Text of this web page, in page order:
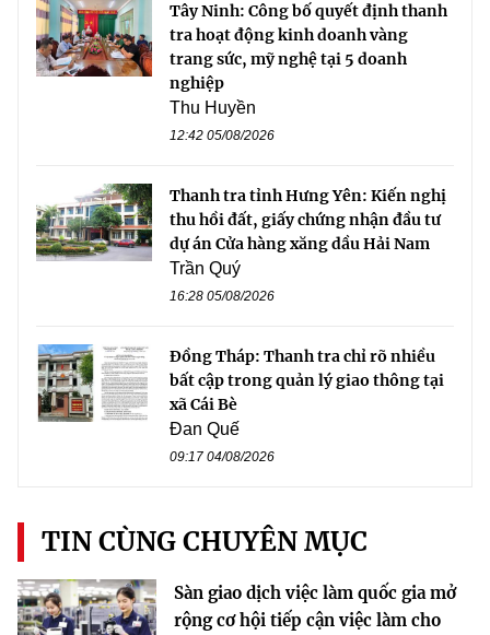
Tây Ninh: Công bố quyết định thanh
tra hoạt động kinh doanh vàng
trang sức, mỹ nghệ tại 5 doanh
nghiệp
Thu Huyền
12:42 05/08/2026
Thanh tra tỉnh Hưng Yên: Kiến nghị
thu hồi đất, giấy chứng nhận đầu tư
dự án Cửa hàng xăng dầu Hải Nam
Trần Quý
16:28 05/08/2026
Đồng Tháp: Thanh tra chỉ rõ nhiều
bất cập trong quản lý giao thông tại
xã Cái Bè
Đan Quế
09:17 04/08/2026
TIN CÙNG CHUYÊN MỤC
Sàn giao dịch việc làm quốc gia mở
rộng cơ hội tiếp cận việc làm cho